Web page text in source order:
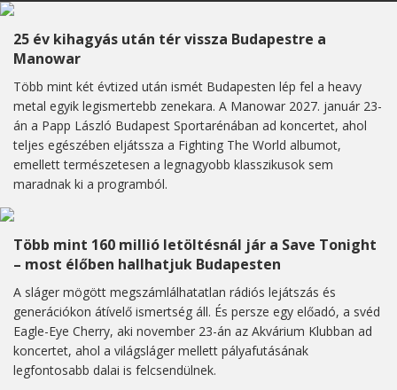
25 év kihagyás után tér vissza Budapestre a
Manowar
Több mint két évtized után ismét Budapesten lép fel a heavy
metal egyik legismertebb zenekara. A Manowar 2027. január 23-
án a Papp László Budapest Sportarénában ad koncertet, ahol
teljes egészében eljátssza a Fighting The World albumot,
emellett természetesen a legnagyobb klasszikusok sem
maradnak ki a programból.
Több mint 160 millió letöltésnál jár a Save Tonight
– most élőben hallhatjuk Budapesten
A sláger mögött megszámlálhatatlan rádiós lejátszás és
generációkon átívelő ismertség áll. És persze egy előadó, a svéd
Eagle-Eye Cherry, aki november 23-án az Akvárium Klubban ad
koncertet, ahol a világsláger mellett pályafutásának
legfontosabb dalai is felcsendülnek.